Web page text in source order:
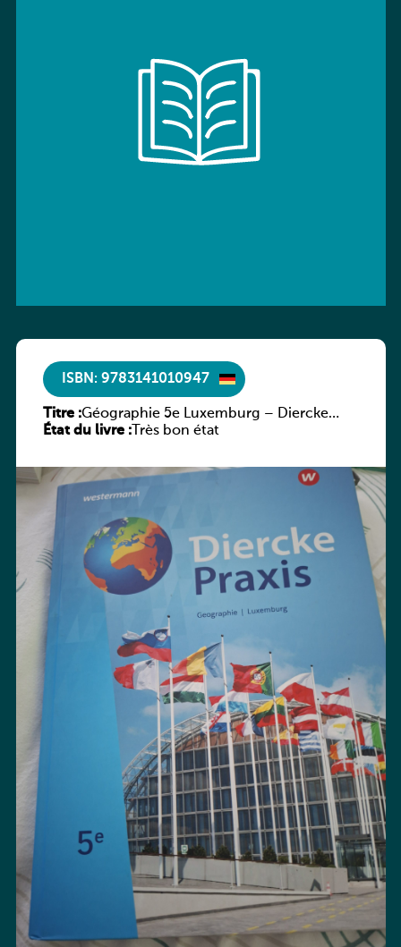
ISBN: 9783141010947
Titre :Géographie 5e Luxemburg – Diercke
Praxis
État du livre :Très bon état